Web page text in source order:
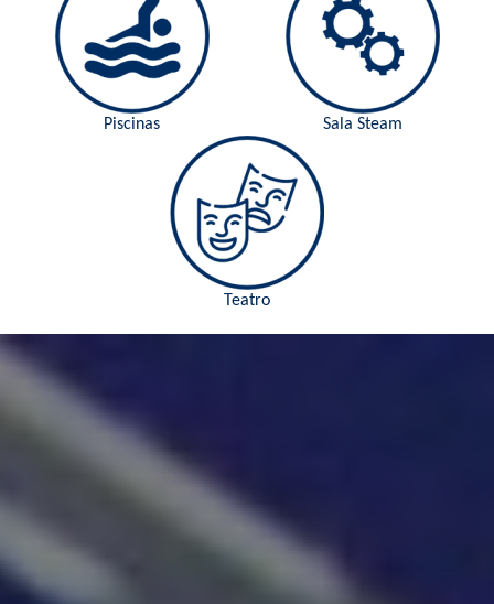
Piscinas Sala Steam
Teatro